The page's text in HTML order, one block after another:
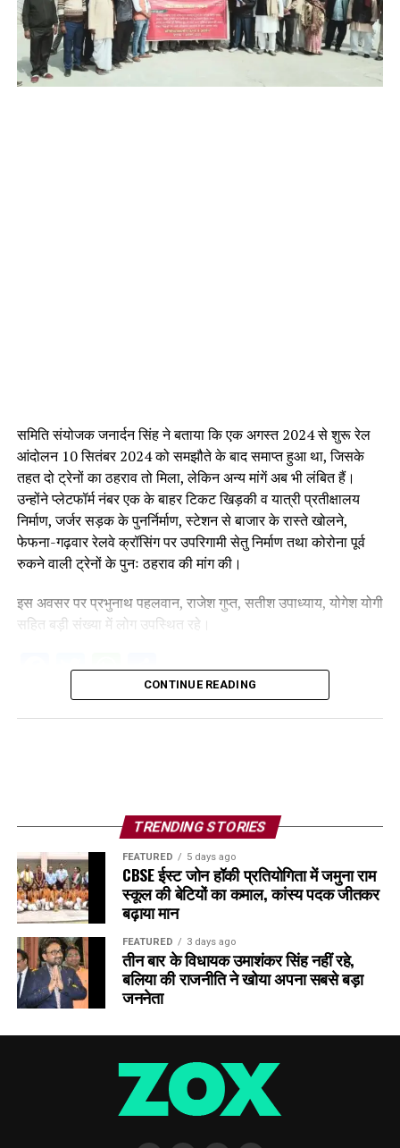
समिति संयोजक जनार्दन सिंह ने बताया कि एक अगस्त 2024 से शुरू रेल
आंदोलन 10 सितंबर 2024 को समझौते के बाद समाप्त हुआ था, जिसके
तहत दो ट्रेनों का ठहराव तो मिला, लेकिन अन्य मांगें अब भी लंबित हैं।
उन्होंने प्लेटफॉर्म नंबर एक के बाहर टिकट खिड़की व यात्री प्रतीक्षालय
निर्माण, जर्जर सड़क के पुनर्निर्माण, स्टेशन से बाजार के रास्ते खोलने,
फेफना-गढ़वार रेलवे क्रॉसिंग पर उपरिगामी सेतु निर्माण तथा कोरोना पूर्व
रुकने वाली ट्रेनों के पुनः ठहराव की मांग की।
इस अवसर पर प्रभुनाथ पहलवान, राजेश गुप्त, सतीश उपाध्याय, योगेश योगी
सहित बड़ी संख्या में लोग उपस्थित रहे।
Facebook
Twitter
WhatsApp
Share
CONTINUE READING
TRENDING STORIES
FEATURED 5 days ago
CBSE ईस्ट जोन हॉकी प्रतियोगिता में जमुना राम
स्कूल की बेटियों का कमाल, कांस्य पदक जीतकर
बढ़ाया मान
FEATURED 3 days ago
तीन बार के विधायक उमाशंकर सिंह नहीं रहे,
बलिया की राजनीति ने खोया अपना सबसे बड़ा
जननेता